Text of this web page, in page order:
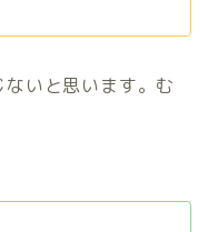
いと思います。む